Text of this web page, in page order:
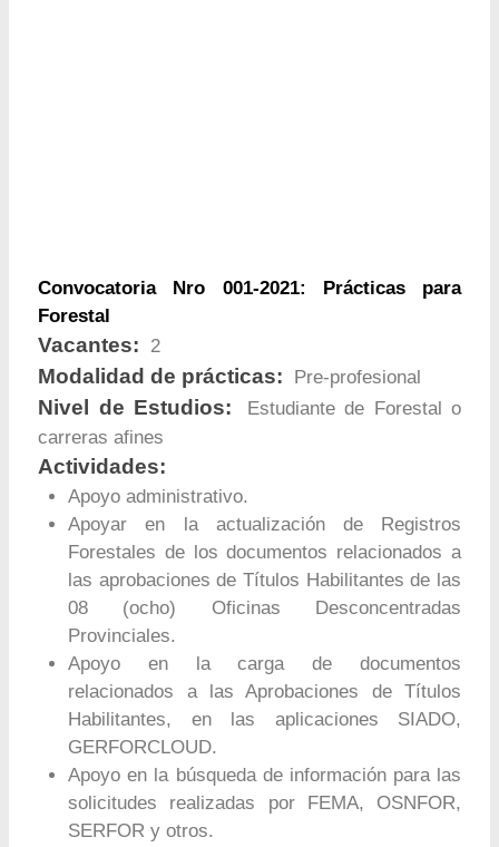
Convocatoria Nro 001-2021: Prácticas para
Forestal
Vacantes: 2
Modalidad de prácticas: Pre-profesional
Nivel de Estudios:
Estudiante de Forestal o
carreras afines
Actividades:
Apoyo administrativo.
Apoyar en la actualización de Registros
Forestales de los documentos relacionados a
las aprobaciones de Títulos Habilitantes de las
08 (ocho) Oficinas Desconcentradas
Provinciales.
Apoyo en la carga de documentos
relacionados a las Aprobaciones de Títulos
Habilitantes, en las aplicaciones SIADO,
GERFORCLOUD.
Apoyo en la búsqueda de información para las
solicitudes realizadas por FEMA, OSNFOR,
SERFOR y otros.